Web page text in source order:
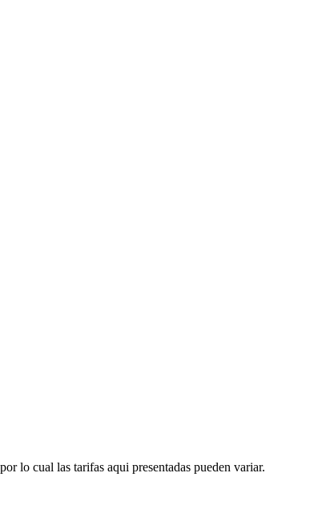
lo cual las tarifas aqui presentadas pueden variar.